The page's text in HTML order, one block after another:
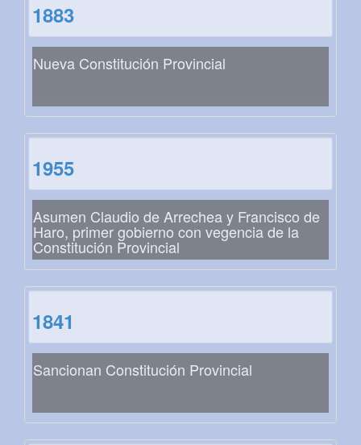
1883
Nueva Constitución Provincial
1955
Asumen Claudio de Arrechea y Francisco de
Haro, primer gobierno con vegencia de la
Constitución Provincial
1841
Sancionan Constitución Provincial